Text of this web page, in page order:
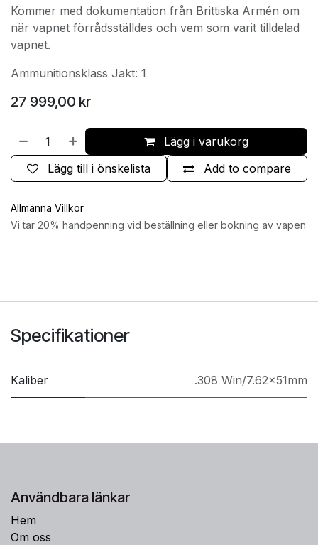
Kommer med dokumentation från Brittiska Armén om
när vapnet förrådsställdes och vem som varit tilldelad
vapnet.
Ammunitionsklass Jakt: 1
27 999,00 kr
Lägg i varukorg
Add to compare
Lägg till i önskelista
Allmänna Villkor
Vi tar 20% handpenning vid beställning eller bokning av vapen
Specifikationer
Kaliber .308 Win/7.62x51mm
Användbara länkar
Hem
Om oss